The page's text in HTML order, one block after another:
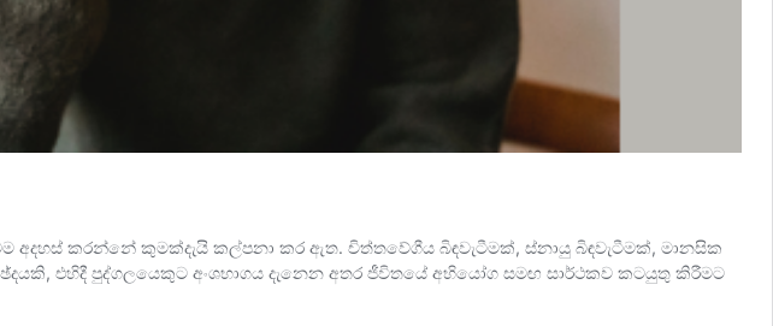
කරන්නේ කුමක්දැයි කල්පනා කර ඇත. චිත්තවේගීය බිඳවැටීමක්, ස්නායු බිඳවැටීමක්, මානසික
එහිදී පුද්ගලයෙකුට අංශභාගය දැනෙන අතර ජීවිතයේ අභියෝග සමඟ සාර්ථකව කටයුතු කිරීමට